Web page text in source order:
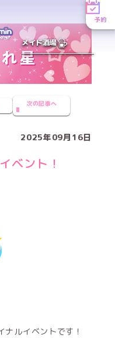
予約
メイド酒場
次の記事へ
2025年09月16日
ベント！
ルイベントです！